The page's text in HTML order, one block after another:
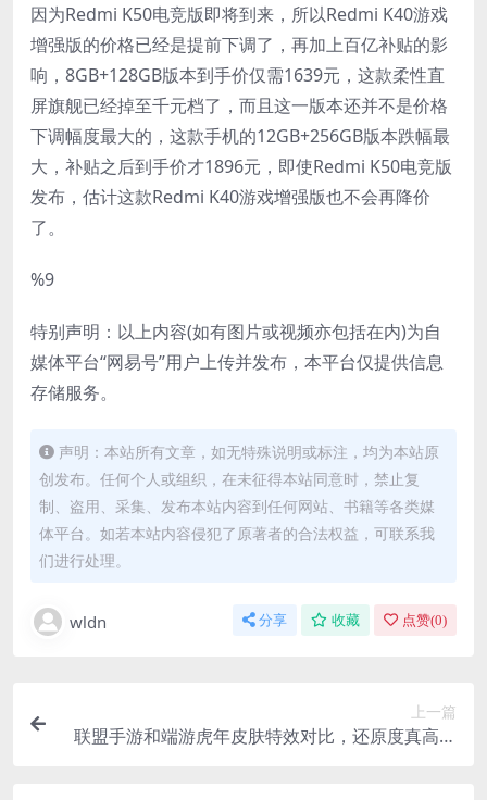
因为Redmi K50电竞版即将到来，所以Redmi K40游戏
增强版的价格已经是提前下调了，再加上百亿补贴的影
响，8GB+128GB版本到手价仅需1639元，这款柔性直
屏旗舰已经掉至千元档了，而且这一版本还并不是价格
下调幅度最大的，这款手机的12GB+256GB版本跌幅最
大，补贴之后到手价才1896元，即使Redmi K50电竞版
发布，估计这款Redmi K40游戏增强版也不会再降价
了。
%9
特别声明：以上内容(如有图片或视频亦包括在内)为自
媒体平台“网易号”用户上传并发布，本平台仅提供信息
存储服务。
声明：本站所有文章，如无特殊说明或标注，均为本站原
创发布。任何个人或组织，在未征得本站同意时，禁止复
制、盗用、采集、发布本站内容到任何网站、书籍等各类媒
体平台。如若本站内容侵犯了原著者的合法权益，可联系我
们进行处理。
wldn 分享 收藏 点赞(0)
上一篇
联盟手游和端游虎年皮肤特效对比，还原度真高，